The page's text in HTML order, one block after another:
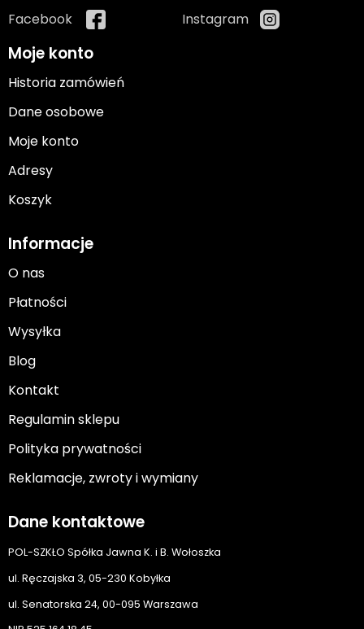
Facebook Instagram
Moje konto
Historia zamówień
Dane osobowe
Moje konto
Adresy
Koszyk
Informacje
O nas
Płatności
Wysyłka
Blog
Kontakt
Regulamin sklepu
Polityka prywatności
Reklamacje, zwroty i wymiany
Dane kontaktowe
POL-SZKŁO Spółka Jawna K. i B. Wołoszka
ul. Ręczajska 3, 05-230 Kobyłka
ul. Senatorska 24, 00-095 Warszawa